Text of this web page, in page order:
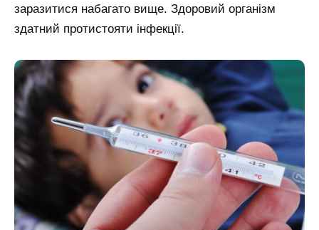
заразитися набагато вище. Здоровий організм
здатний протистояти інфекції.